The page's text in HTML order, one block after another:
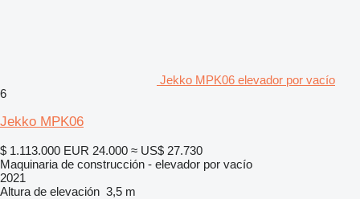
Jekko MPK06 elevador por vacío
6
Jekko MPK06
$ 1.113.000 EUR 24.000 ≈ US$ 27.730
Maquinaria de construcción - elevador por vacío
2021
Altura de elevación 3,5 m